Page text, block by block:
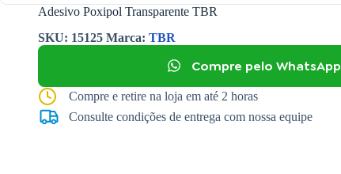
Adesivo Poxipol Transparente TBR
SKU: 15125 Marca: TBR
Compre pelo WhatsApp
Compre e retire na loja em até 2 horas
Consulte condições de entrega com nossa equipe